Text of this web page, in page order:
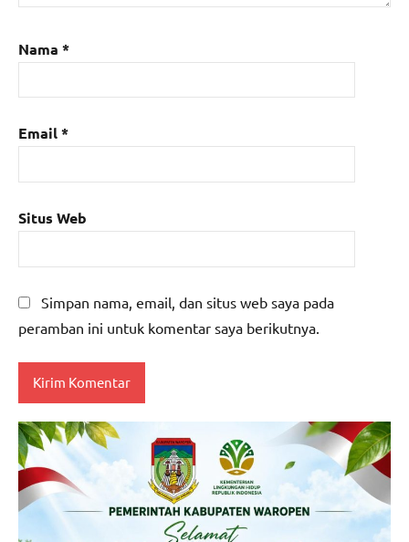
Nama *
Email*
Situs Web
Simpan nama, email, dan situs web saya pada
peramban ini untuk komentar saya berikutnya.